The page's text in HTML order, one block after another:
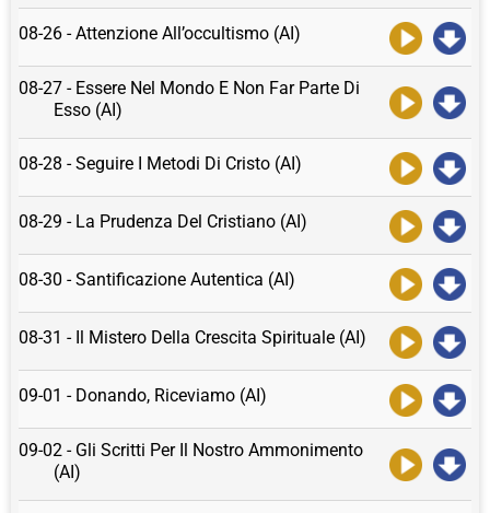
08-26 - Attenzione All’occultismo (AI)
08-27 - Essere Nel Mondo E Non Far Parte Di
Esso (AI)
08-28 - Seguire I Metodi Di Cristo (AI)
08-29 - La Prudenza Del Cristiano (AI)
08-30 - Santificazione Autentica (AI)
08-31 - Il Mistero Della Crescita Spirituale (AI)
09-01 - Donando, Riceviamo (AI)
09-02 - Gli Scritti Per Il Nostro Ammonimento
(AI)